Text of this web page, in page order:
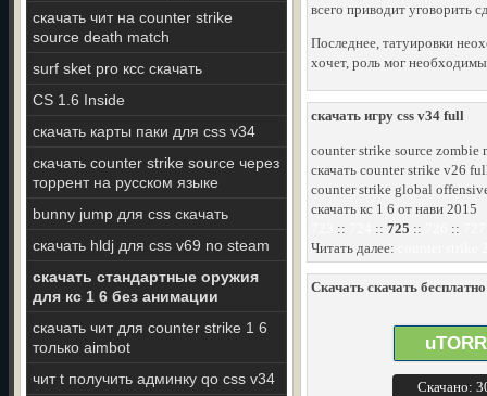
скачать чит на counter strike
source death match
surf sket pro ксс скачать
CS 1.6 Inside
скачать карты паки для css v34
скачать counter strike source через
торрент на русском языке
bunny jump для css скачать
скачать hldj для css v69 no steam
скачать стандартные оружия
для кс 1 6 без анимации
скачать чит для counter strike 1 6
только aimbot
чит t получить админку qо css v34
всего приводит уговорить
Последнее, татуировки
хочет, роль мог
скачать игру css v34 full
counter strike source zombie
скачать counter strike v26
counter strike global
скачать кс 1 6 от нави 2015
:: :: 725 :: ::
Читать далее:
Скачать скачать
Скачано: